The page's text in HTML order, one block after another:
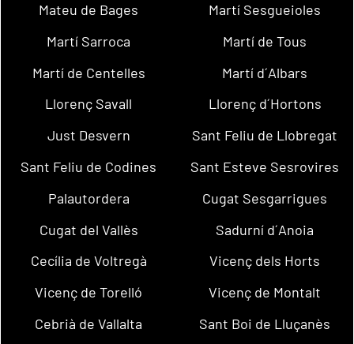
Mateu de Bages
Martí Sesgueioles
Martí Sarroca
Martí de Tous
Martí de Centelles
Martí d´Albars
Llorenç Savall
Llorenç d´Hortons
Just Desvern
Sant Feliu de Llobregat
Sant Feliu de Codines
Sant Esteve Sesrovires
Palautordera
Cugat Sesgarrigues
Cugat del Vallès
Sadurní d´Anoia
Cecília de Voltregà
Vicenç dels Horts
Vicenç de Torelló
Vicenç de Montalt
Cebrià de Vallalta
Sant Boi de Lluçanès